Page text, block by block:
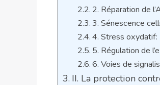
2. Réparation de
3. Sénescence
4. Stress oxydatif:
5. Régulation de
6. Voies de
II. La protection